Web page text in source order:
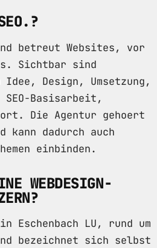
betreut Websites, vor
Sichtbar sind
Idee, Design, Umsetzung,
Basisarbeit,
Die Agentur gehoert
kann dadurch auch
einbinden.
WEBDESIGN-
LU, rund um
bezeichnet sich selbst